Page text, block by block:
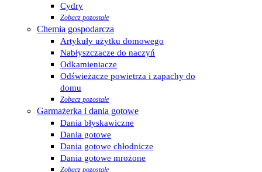
Cydry
Zobacz pozostałe
Chemia gospodarcza
Artykuły użytku domowego
Nabłyszczacze do naczyń
Odkamieniacze
Odświeżacze powietrza i zapachy do
domu
Zobacz pozostałe
Garmażerka i dania gotowe
Dania błyskawiczne
Dania gotowe
Dania gotowe chłodnicze
Dania gotowe mrożone
Zobacz pozostałe